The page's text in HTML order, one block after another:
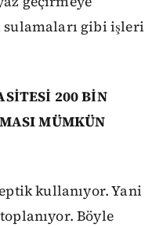
sulamaları gibi işleri
200 BİN
MÜMKÜN
kullanıyor. Yani
Böyle